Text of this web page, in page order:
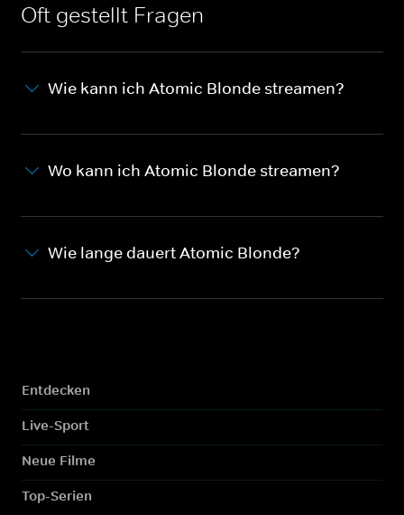
Oft gestellt Fragen
Wie kann ich Atomic Blonde streamen?
Wo kann ich Atomic Blonde streamen?
Wie lange dauert Atomic Blonde?
Entdecken
Live-Sport
Neue Filme
Top-Serien